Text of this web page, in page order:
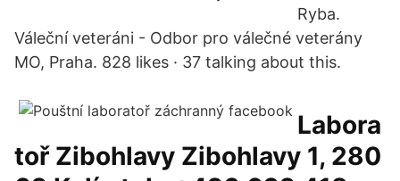
Ryba.
Váleční veteráni - Odbor pro válečné veterány
MO, Praha. 828 likes · 37 talking about this.
Labora
toř Zibohlavy Zibohlavy 1, 280